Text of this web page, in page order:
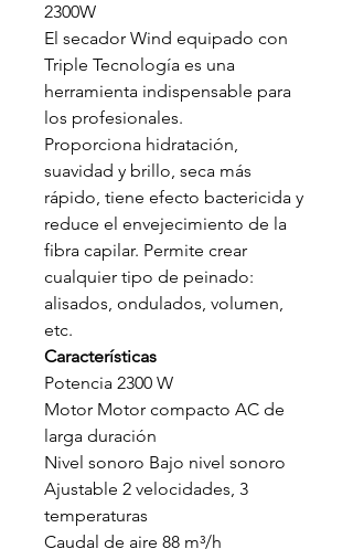
2300W
El secador Wind equipado con
Triple Tecnología es una
herramienta indispensable para
los profesionales.
Proporciona hidratación,
suavidad y brillo, seca más
rápido, tiene efecto bactericida y
reduce el envejecimiento de la
fibra capilar. Permite crear
cualquier tipo de peinado:
alisados, ondulados, volumen,
etc.
Características
Potencia 2300 W
Motor Motor compacto AC de
larga duración
Nivel sonoro Bajo nivel sonoro
Ajustable 2 velocidades, 3
temperaturas
Caudal de aire 88 m³/h